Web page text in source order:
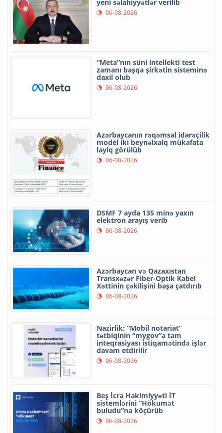
yeni səlahiyyətlər verilib
06-08-2026
“Meta”nın süni intellekti test
zamanı başqa şirkətin sisteminə
daxil olub
06-08-2026
Azərbaycanın rəqəmsal idarəçilik
model iki beynəlxalq mükafata
layiq görülüb
06-08-2026
DSMF 7 ayda 135 minə yaxın
elektron arayış verib
06-08-2026
Azərbaycan və Qazaxıstan
Transxəzər Fiber-Optik Kabel
Xəttinin çəkilişini başa çatdırıb
06-08-2026
Nazirlik: “Mobil notariat”
tətbiqinin “mygov”a tam
inteqrasiyası istiqamətində işlər
davam etdirilir
06-08-2026
Beş İcra Hakimiyyəti İT
sistemlərini “Hökumət
buludu”na köçürüb
06-08-2026